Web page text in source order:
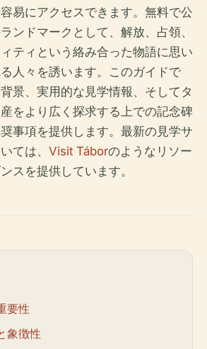
易にアクセスできます。無料で公
ンドマークとして、解放、占領、
ティという絡み合った物語に思い
人々を誘います。このガイドで
景、実用的な見学情報、そしてタ
をより広く探求する上での記念碑
事項を提供します。最新の見学サ
ては、 Visit Táborのようなリソー
スを提供しています。
要性
象徴性